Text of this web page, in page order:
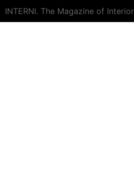
INTERNI. The Magazine of